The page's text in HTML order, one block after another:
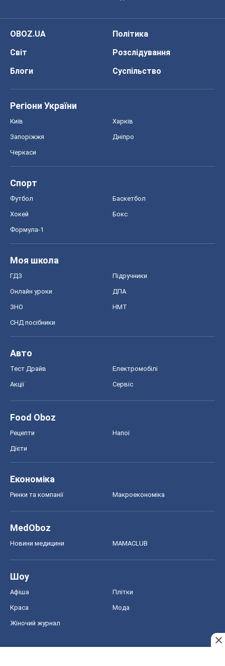
OBOZ.UA
Політика
Світ
Розслідування
Блоги
Суспільство
Регіони України
Київ Харків
Запоріжжя Дніпро
Черкаси
Спорт
Футбол Баскетбол
Хокей Бокс
Формула-1
Моя школа
ГДЗ Підручники
Онлайн уроки ДПА
ЗНО НМТ
СНД посібники
Авто
Тест Драйв Електромобілі
Акції Сервіс
Food Oboz
Рецепти Напої
Дієти
Економіка
Ринки та компанії Макроекономіка
MedOboz
Новини медицини MAMACLUB
Шоу
Афіша Плітки
Краса Мода
Жіночий журнал